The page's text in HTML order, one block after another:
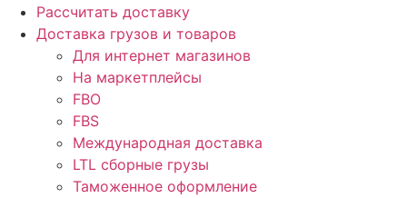
Рассчитать доставку
Доставка грузов и товаров
Для интернет магазинов
На маркетплейсы
FBO
FBS
Международная доставка
LTL сборные грузы
Таможенное оформление